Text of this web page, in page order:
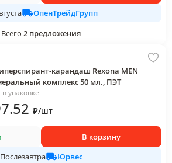
ОпенТрейдГрупп
Всего 2 предложения
карандаш Rexona MEN
комплекс 50 мл., ПЭТ
упаковке
.52 ₽/шт
В корзину
Послезавтра
Юрвес